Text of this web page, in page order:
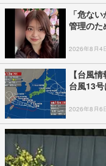
「危な
管理の
2026年8月4
【台風
台風13
2026年8月6